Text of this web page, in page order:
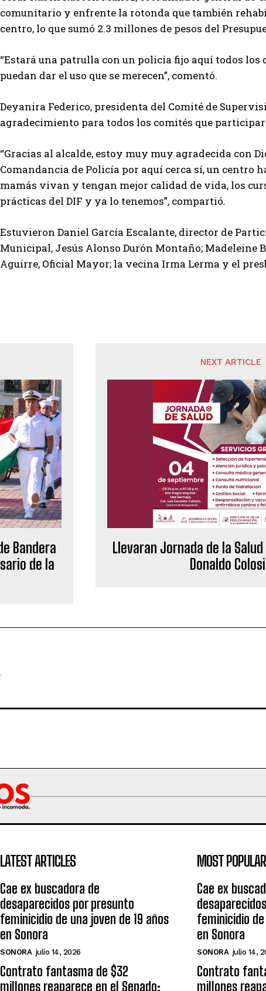
comunitario y enfrente la rotonda que también
centro, lo que sumó 2.3 millones de pesos del
“Estará una patrulla con un policía fijo aquí todos
puedan dar el uso que se merecen”, comentó.
Deyanira Federico, presidenta del Comité de
agradecimiento para todos los comités que
“Gracias al alcalde, estoy muy muy agradecida con
Comandancia de Policía por aquí cerca sí, un centro
mamás vivan y tengan mejor calidad de vida, los
prácticas del DIF y ya lo tenemos”, compartió.
Estuvieron Daniel García Escalante, director de
Municipal, Jesús Alonso Durón Montaño; Madeleine
Aguirre, Oficial Mayor; la vecina Irma Lerma y el
Bandera
de la
NEXT ARTICLE
Llevaran Jornada de la
Donaldo
LATEST ARTICLES
Cae ex buscadora de
desaparecidos por presunto
feminicidio de una joven de 19 años
en Sonora
SONORA julio 14, 2026
Contrato fantasma de $32
millones reaparece en el Senado;
MOST POPULAR
Cae ex
feminicidio
en Sonora
SONORA julio 14,
Contrato
millones